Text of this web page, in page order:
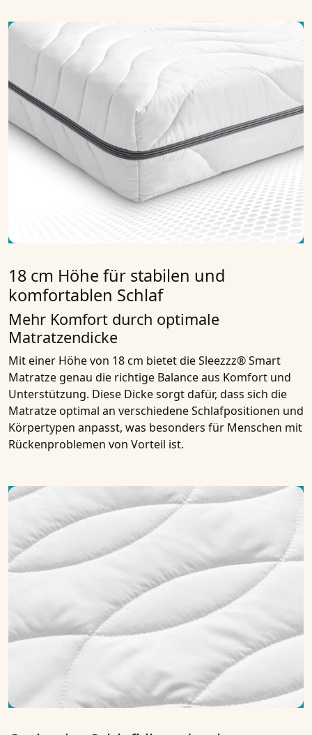
18 cm Höhe für stabilen und
komfortablen Schlaf
Mehr Komfort durch optimale
Matratzendicke
Mit einer Höhe von 18 cm bietet die Sleezzz® Smart
Matratze genau die richtige Balance aus Komfort und
Unterstützung. Diese Dicke sorgt dafür, dass sich die
Matratze optimal an verschiedene Schlafpositionen und
Körpertypen anpasst, was besonders für Menschen mit
Rückenproblemen von Vorteil ist.